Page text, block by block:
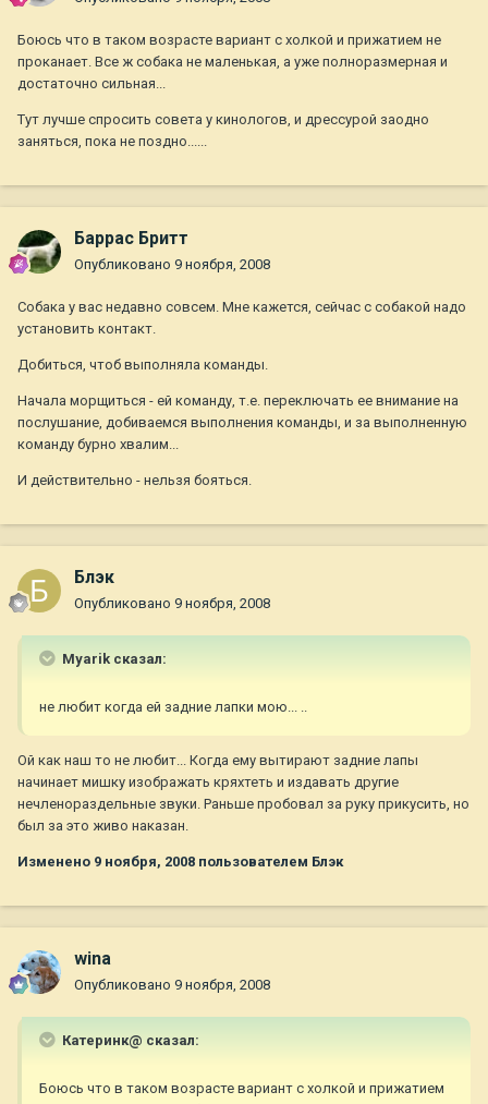
Боюсь что в таком возрасте вариант с холкой и прижатием не
проканает. Все ж собака не маленькая, а уже полноразмерная и
достаточно сильная...
Тут лучше спросить совета у кинологов, и дрессурой заодно
заняться, пока не поздно......
Баррас Бритт
Опубликовано 9 ноября, 2008
Собака у вас недавно совсем. Мне кажется, сейчас с собакой надо
установить контакт.
Добиться, чтоб выполняла команды.
Начала морщиться - ей команду, т.е. переключать ее внимание на
послушание, добиваемся выполнения команды, и за выполненную
команду бурно хвалим...
И действительно - нельзя бояться.
Блэк
Опубликовано 9 ноября, 2008
Myarik сказал:
не любит когда ей задние лапки мою... ..
Ой как наш то не любит... Когда ему вытирают задние лапы
начинает мишку изображать кряхтеть и издавать другие
нечленораздельные звуки. Раньше пробовал за руку прикусить, но
был за это живо наказан.
Изменено 9 ноября, 2008 пользователем Блэк
wina
Опубликовано 9 ноября, 2008
Катеринк@ сказал:
Боюсь что в таком возрасте вариант с холкой и прижатием